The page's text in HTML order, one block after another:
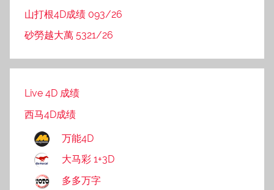
山打根4D成绩 093/26
砂勞越大萬 5321/26
Live 4D 成绩
西马4D成绩
万能4D
大马彩 1+3D
多多万字